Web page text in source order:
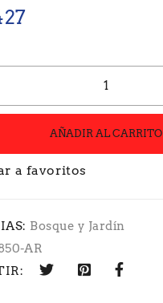
AÑADIR AL CARRITO
Bosque y Jardín
AR